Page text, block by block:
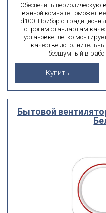
Обеспечить периодическую
ванной комнате поможет
d100. Прибор с
строгим стандартам
установке, легко
качестве
бесшумный в
Купить
Бытовой